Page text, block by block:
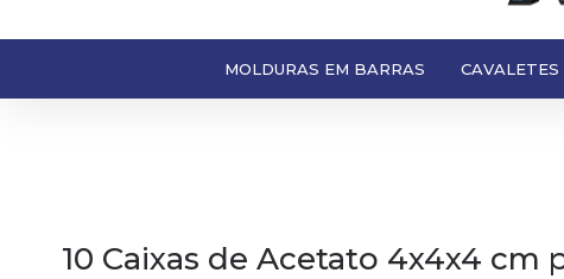
MOLDURAS EM BARRAS
10 Caixas de Acetato 4x4x4 cm